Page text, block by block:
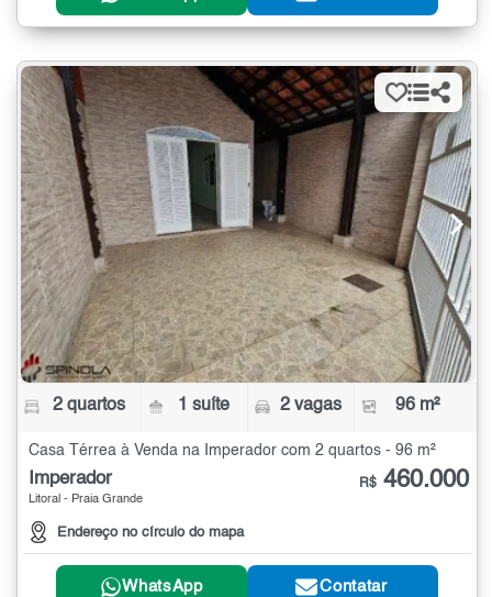
2 quartos 1 suíte 2 vagas 96 m²
Casa Térrea à Venda na Imperador com 2 quartos - 96 m²
Imperador
Litoral - Praia Grande
Endereço no círculo do mapa
R$ 460.000
WhatsApp Contatar